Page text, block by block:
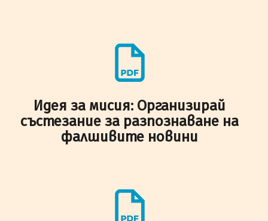
Идея за мисия: Организирай
състезание за разпознаване на
фалшивите новини